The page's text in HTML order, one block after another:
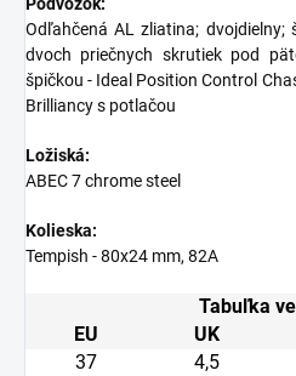
Podvozok:
Odľahčená AL zliatina; dvojdielny;
dvoch priečnych skrutiek pod
špičkou - Ideal Position Control
Brilliancy s potlačou
Ložiská:
ABEC 7 chrome steel
Kolieska:
Tempish - 80x24 mm, 82A
Tabuľka
EU
UK
37
4,5